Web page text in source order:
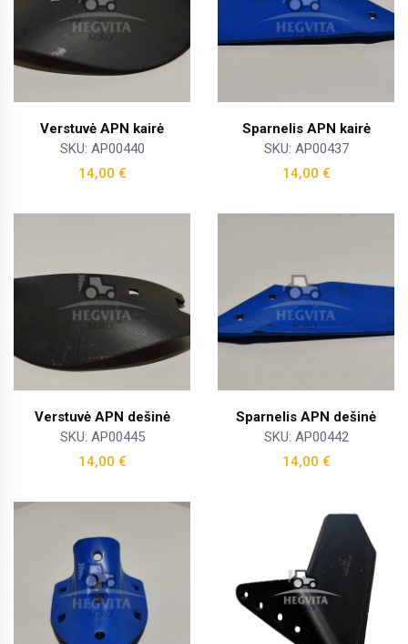
Verstuvė APN kairė
SKU: AP00440
14,00 €
Sparnelis APN kairė
SKU: AP00437
14,00 €
Verstuvė APN dešinė
SKU: AP00445
14,00 €
Sparnelis APN dešinė
SKU: AP00442
14,00 €